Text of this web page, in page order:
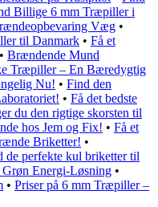
Billige 6 mm Træpiller i
Væg •
til Danmark • Få et
• Brændende Mund
Træpiller – En Bæredygtig
Nu! • Find den
• Få det bedste
du den rigtige skorsten til
hos Jem og Fix! • Få et
Briketter! •
perfekte kul briketter til
Energi-Løsning •
• Priser på 6 mm Træpiller –